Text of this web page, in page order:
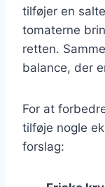
tilføjer en
tomaterne
retten.
balance, der
For at
tilføje nogle
forslag: